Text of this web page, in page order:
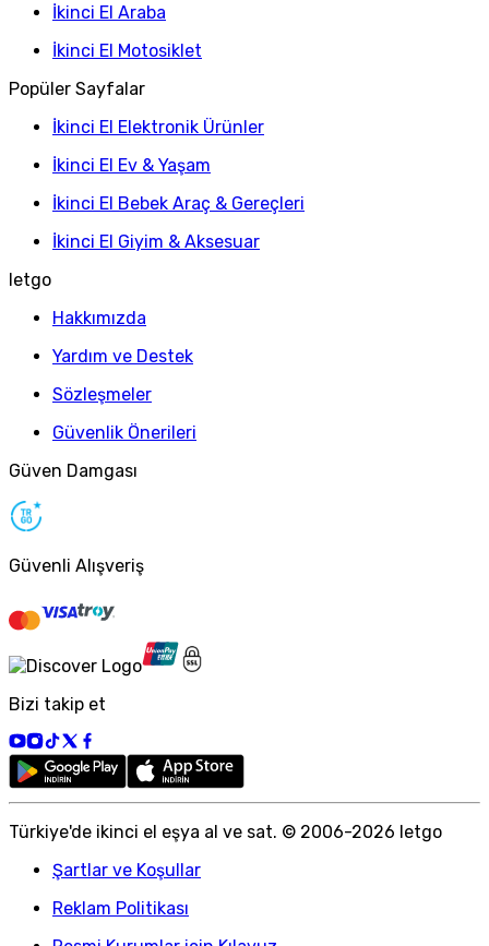
İkinci El Araba
İkinci El Motosiklet
Popüler Sayfalar
İkinci El Elektronik Ürünler
İkinci El Ev & Yaşam
İkinci El Bebek Araç & Gereçleri
İkinci El Giyim & Aksesuar
letgo
Hakkımızda
Yardım ve Destek
Sözleşmeler
Güvenlik Önerileri
Güven Damgası
Güvenli Alışveriş
Bizi takip et
Türkiye'de ikinci el eşya al ve sat. © 2006-2026 letgo
Şartlar ve Koşullar
Reklam Politikası